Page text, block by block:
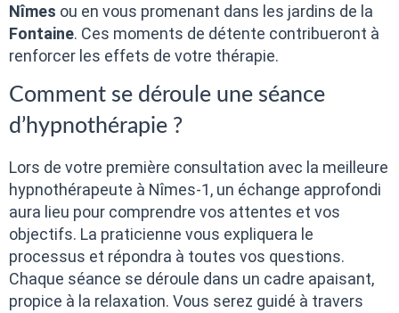
Nîmes ou en vous promenant dans les jardins de la
Fontaine. Ces moments de détente contribueront à
renforcer les effets de votre thérapie.
Comment se déroule une séance
d’hypnothérapie ?
Lors de votre première consultation avec la meilleure
hypnothérapeute à Nîmes-1, un échange approfondi
aura lieu pour comprendre vos attentes et vos
objectifs. La praticienne vous expliquera le
processus et répondra à toutes vos questions.
Chaque séance se déroule dans un cadre apaisant,
propice à la relaxation. Vous serez guidé à travers